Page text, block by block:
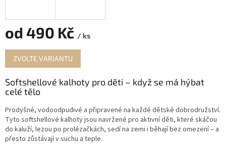
od 490 Kč / ks
Měrná
cena:
ZVOLTE VARIANTU
Softshellové kalhoty pro děti – když se má hýbat
celé tělo
Prodyšné, vodoodpudivé a připravené na každé dětské dobrodružství.
Tyto softshellové kalhoty jsou navržené pro aktivní děti, které skáčou
do kaluží, lezou po prolézačkách, sedí na zemi i běhají bez omezení – a
přesto zůstávají v suchu a teple.